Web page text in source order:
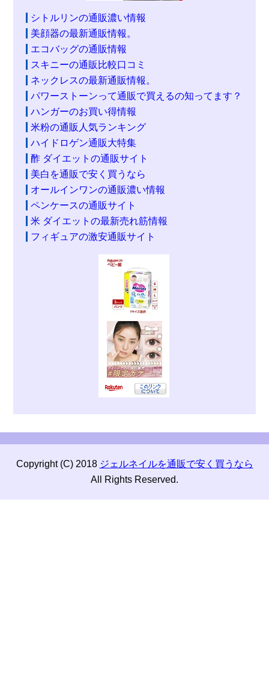
シトルリンの通販濃い情報
美顔器の最新通販情報。
エコバッグの通販情報
スキニーの通販比較口コミ
ネックレスの最新通販情報。
パワーストーンって通販で買えるの知ってます？
ハンガーのお買い得情報
米粉の通販人気ランキング
ハイドロゲン通販大特集
酢 ダイエットの通販サイト
美白を通販で安く買うなら
オールインワンの通販濃い情報
ペンケースの通販サイト
米 ダイエットの最新売れ筋情報
フィギュアの激安通販サイト
Copyright (C) 2018 ジェルネイルを通販で安く買うなら
All Rights Reserved.